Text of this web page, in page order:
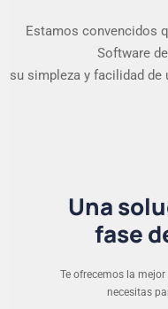
Estamos convencidos
Software
su simpleza y facilidad
Una
fase
Te ofrecemos la
necesitas